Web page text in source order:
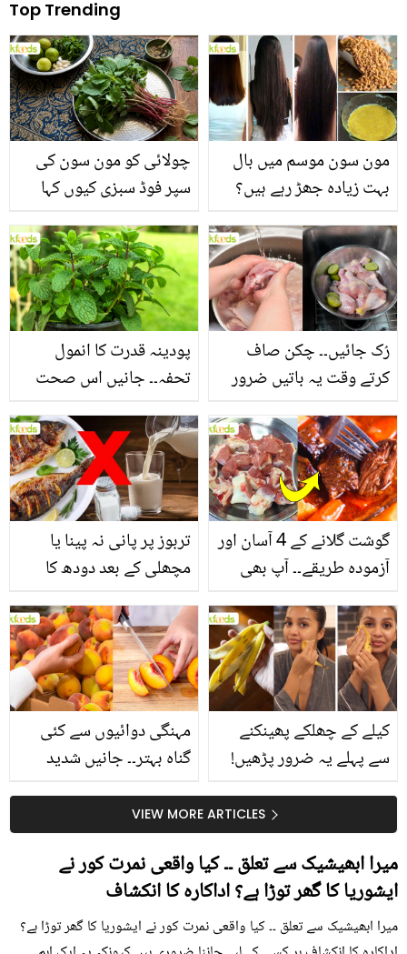
Top Trending
چولائی کو مون سون کی
سپر فوڈ سبزی کیوں کہا
منرلز اور اینٹی آکسیڈنٹس
سے بھرپور اس سبزی کے
فائدے
مون سون موسم میں بال
بہت زیادہ جھڑ رہے ہیں؟
بنانے کے چند قدرتی طریقے
پودینہ قدرت کا انمول
تحفہ۔۔ جانیں اس صحت
انگیز طبی فوائد
رُک جائیں۔۔ چکن صاف
کرتے وقت یہ باتیں ضرور
تربوز پر پانی نہ پینا یا
مچھلی کے بعد دودھ کا
سے متعلق غلط فہمیوں کی
حقیقت کیا ہے اور افواہ
کیا؟
گوشت گلانے کے 4 آسان اور
آزمودہ طریقے۔۔ آپ بھی
بتائے راز
مہنگی دوائیوں سے کئی
گناہ بہتر۔۔ جانیں شدید
کیوں کھانا چاہیے؟
کیلے کے چھلکے پھینکنے
سے پہلے یہ ضرور پڑھیں!
سستا اور قدرتی حلVIEW MORE ARTICLES
میرا ابھیشیک سے تعلق ۔۔ کیا واقعی نمرت کور نے
ایشوریا کا گھر توڑا ہے؟ اداکارہ کا انکشاف
میرا ابھیشیک سے تعلق ۔۔ کیا واقعی نمرت کور نے ایشوریا کا گھر توڑا ہے؟